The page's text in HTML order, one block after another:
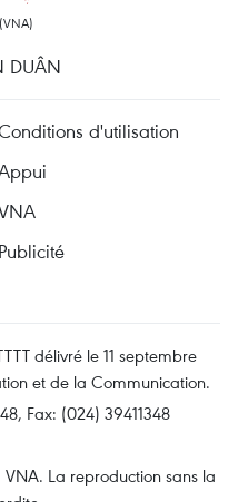
DUÂN
d'utilisation
Publicité
délivré le 11 septembre
et de la Communication.
Fax: (024) 39411348
La reproduction sans la